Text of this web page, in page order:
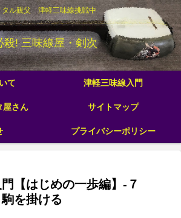
タル親父 津軽三味線挑戦中
殺! 三味線屋・剣次
て 津軽三味線入門
屋さん サイトマップ
プライバシーポリシー
【はじめの一歩編】-７
を掛ける